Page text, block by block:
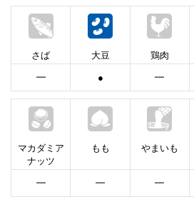
さば
━
大豆
●
鶏肉
━
マカダミア
ナッツ
━
もも
━
やまいも
━